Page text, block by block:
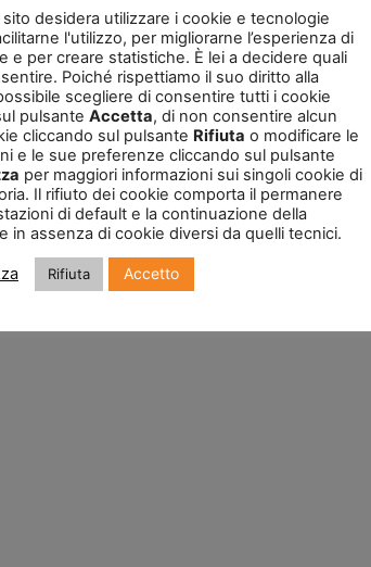
desidera utilizzare i cookie e tecnologie
l'utilizzo, per migliorarne l’esperienza di
e per creare statistiche. È lei a decidere quali
Poiché rispettiamo il suo diritto alla
scegliere di consentire tutti i cookie
pulsante Accetta, di non consentire alcun
cliccando sul pulsante Rifiuta o modificare le
e le sue preferenze cliccando sul pulsante
per maggiori informazioni sui singoli cookie di
Il rifiuto dei cookie comporta il permanere
di default e la continuazione della
in assenza di cookie diversi da quelli tecnici.
Rifiuta Accetto